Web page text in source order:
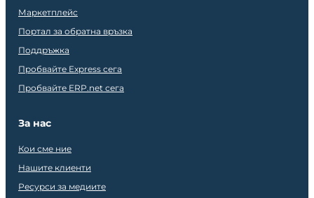
Маркетплейс
Портал за обратна връзка
Поддръжка
Пробвайте Express сега
Пробвайте ERP.net сега
За нас
Кои сме ние
Нашите клиенти
Ресурси за медиите